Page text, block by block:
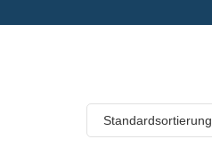
Standardsortierung